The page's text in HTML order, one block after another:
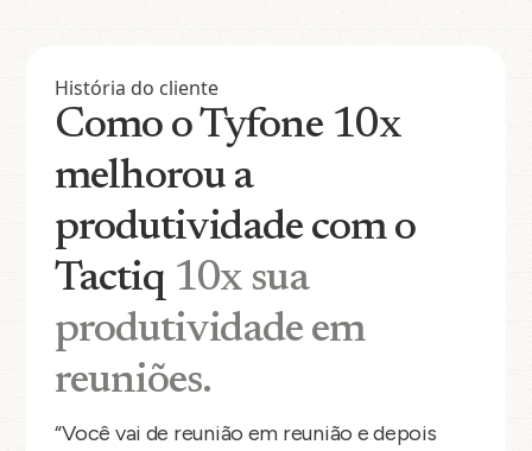
História do cliente
Como o Tyfone 10x
melhorou a
produtividade com o
Tactiq 10x sua
produtividade em
reuniões.
“Você vai de reunião em reunião e depois